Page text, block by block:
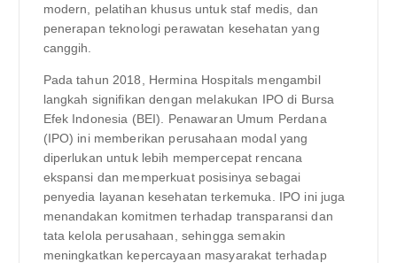
modern, pelatihan khusus untuk staf medis, dan
penerapan teknologi perawatan kesehatan yang
canggih.
Pada tahun 2018, Hermina Hospitals mengambil
langkah signifikan dengan melakukan IPO di Bursa
Efek Indonesia (BEI). Penawaran Umum Perdana
(IPO) ini memberikan perusahaan modal yang
diperlukan untuk lebih mempercepat rencana
ekspansi dan memperkuat posisinya sebagai
penyedia layanan kesehatan terkemuka. IPO ini juga
menandakan komitmen terhadap transparansi dan
tata kelola perusahaan, sehingga semakin
meningkatkan kepercayaan masyarakat terhadap